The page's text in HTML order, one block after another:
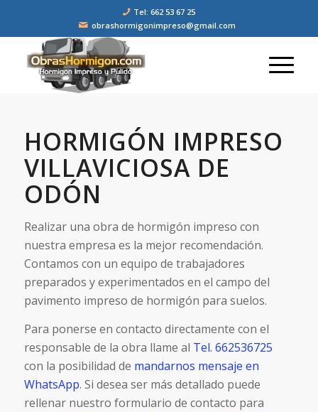
Tel: 662 53 67 25
obrashormigonimpreso@gmail.com
HORMIGÓN IMPRESO
VILLAVICIOSA DE
ODÓN
Realizar una obra de hormigón impreso con
nuestra empresa es la mejor recomendación.
Contamos con un equipo de trabajadores
preparados y experimentados en el campo del
pavimento impreso de hormigón para suelos.
Para ponerse en contacto directamente con el
responsable de la obra llame al Tel. 662536725
con la posibilidad de mandarnos mensaje en
WhatsApp. Si desea ser más detallado puede
rellenar nuestro formulario de contacto para